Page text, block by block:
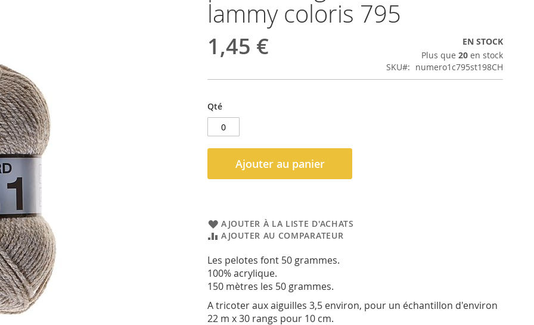
lammy coloris 795
1,45 €
EN STOCK
Plus que 20 en stock
SKU
numero1c795st198CH
Qté
Ajouter au panier
AJOUTER À LA LISTE D'ACHATS
AJOUTER AU COMPARATEUR
Les pelotes font 50 grammes.
100% acrylique.
150 mètres les 50 grammes.
A tricoter aux aiguilles 3,5 environ, pour un échantillon d'environ
22 m x 30 rangs pour 10 cm.